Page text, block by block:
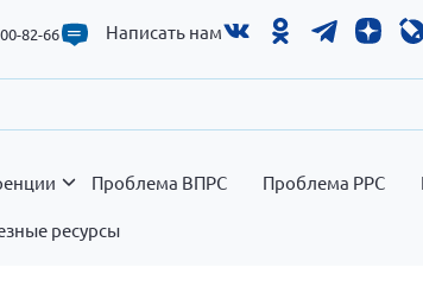
82-66 Написать нам
Проблема ВПРС Проблема РРС
ресурсы